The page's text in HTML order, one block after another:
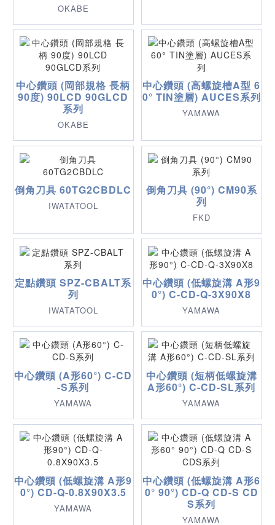
OKABE
中心鑽頭 (岡部規格 長柄
90度) 90LCD 90GLCD
系列
OKABE
中心鑽頭 (高螺旋槽A型 6
0° TIN塗層) AUCES系列
YAMAWA
倒角刀具 60TG2CBDLC
IWATATOOL
倒角刀具 (90°) CM90系
列
FKD
定點鑽頭 SPZ-CBALT系
列
IWATATOOL
中心鑽頭 (低螺旋溝 A形9
0°) C-CD-Q-3X90X8
YAMAWA
中心鑽頭 (A形60°) C-CD
-S系列
YAMAWA
中心鑽頭 (短柄低螺旋溝
A形60°) C-CD-SL系列
YAMAWA
中心鑽頭 (低螺旋溝 A形9
0°) CD-Q-0.8X90X3.5
YAMAWA
中心鑽頭 (低螺旋溝 A形6
0° 90°) CD-Q CD-S CD
S系列
YAMAWA